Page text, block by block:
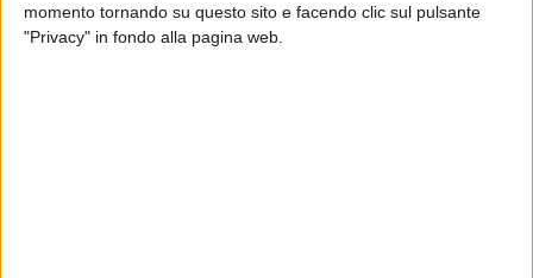
momento tornando su questo sito e facendo clic sul pulsante
"Privacy" in fondo alla pagina web.
hanno diagnosticato ilcancroper la terza volta.
Quando ci siamo svegliati quella mattina, il cielo era